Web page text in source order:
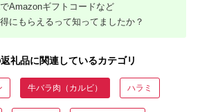
Amazonギフトコードなど
にもらえるって知ってましたか？
礼品に関連しているカテゴリ
牛バラ肉（カルビ） ハラミ